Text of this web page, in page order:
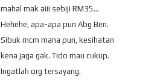
mahal mak aiii sebiji RM35...
Hehehe, apa-apa pun Abg Ben.
Sibuk mcm mana pun, kesihatan
kena jaga gak. Tido mau cukup.
Ingatlah org tersayang.